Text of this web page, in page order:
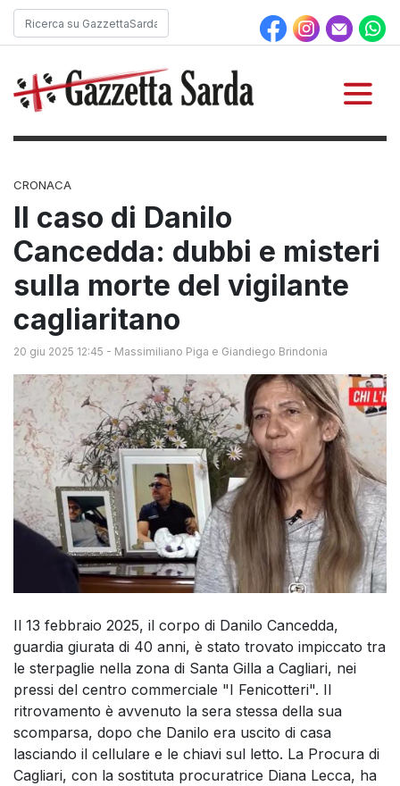
CRONACA
Il caso di Danilo
Cancedda: dubbi e misteri
sulla morte del vigilante
cagliaritano
20 giu 2025 12:45 - Massimiliano Piga e Giandiego Brindonia
Il 13 febbraio 2025, il corpo di Danilo Cancedda,
guardia giurata di 40 anni, è stato trovato impiccato tra
le sterpaglie nella zona di Santa Gilla a Cagliari, nei
pressi del centro commerciale "I Fenicotteri". Il
ritrovamento è avvenuto la sera stessa della sua
scomparsa, dopo che Danilo era uscito di casa
lasciando il cellulare e le chiavi sul letto. La Procura di
Cagliari, con la sostituta procuratrice Diana Lecca, ha